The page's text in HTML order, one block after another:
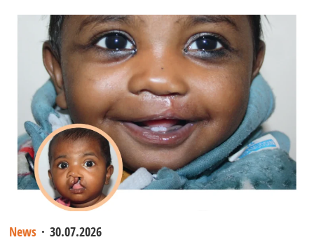
News · 30.07.2026